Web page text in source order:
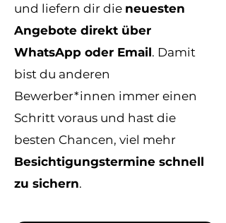
und liefern dir die neuesten
Angebote direkt über
WhatsApp oder Email. Damit
bist du anderen
Bewerber*innen immer einen
Schritt voraus und hast die
besten Chancen, viel mehr
Besichtigungstermine schnell
zu sichern.